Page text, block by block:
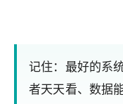
记住：最好的系
者天天看、数据